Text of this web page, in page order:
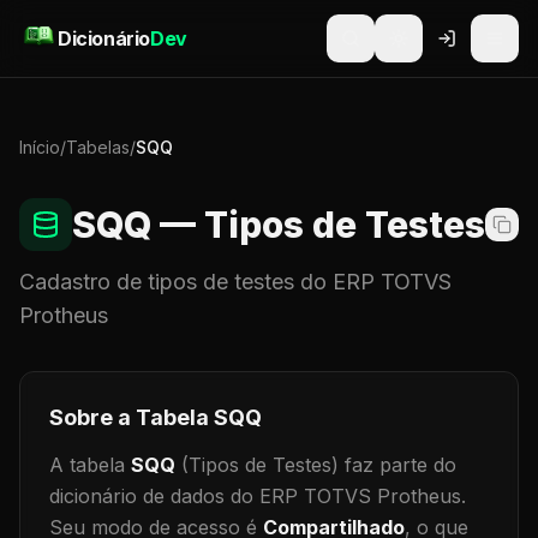
DicionárioDev
Início/Tabelas/SQQ
SQQ — Tipos de Testes
Cadastro de tipos de testes do ERP TOTVS
Protheus
Sobre a Tabela SQQ
A tabela SQQ (Tipos de Testes) faz parte do
dicionário de dados do ERP TOTVS Protheus.
Seu modo de acesso é Compartilhado, o que